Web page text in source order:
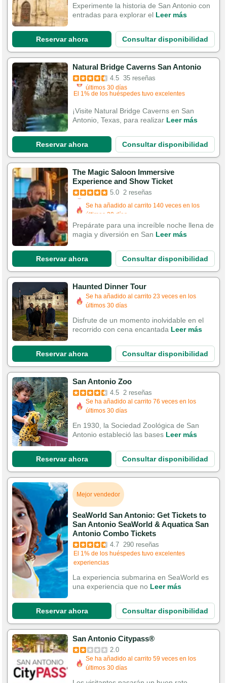
Reservado 184 veces en los últimos 30 días
Experimente la historia de San Antonio con
entradas para explorar el Leer más
Reservar ahora Consultar disponibilidad
Natural Bridge Caverns San Antonio
4.5 35 reseñas
Se ha añadido al carrito 552 veces en los
últimos 30 días
El 1% de los huéspedes tuvo excelentes
experiencias
¡Visite Natural Bridge Caverns en San
Antonio, Texas, para realizar Leer más
Reservar ahora Consultar disponibilidad
The Magic Saloon Immersive
Experience and Show Ticket
5.0 2 reseñas
Reservado en las últimas 15 horas
últimos 30 días
Prepárate para una increíble noche llena de
magia y diversión en San Leer más
Reservar ahora Consultar disponibilidad
Haunted Dinner Tour
Se ha añadido al carrito 23 veces en los
últimos 30 días
Disfrute de un momento inolvidable en el
recorrido con cena encantada Leer más
Reservar ahora Consultar disponibilidad
San Antonio Zoo
4.5 2 reseñas
Se ha añadido al carrito 76 veces en los
últimos 30 días
En 1930, la Sociedad Zoológica de San
Antonio estableció las bases Leer más
Reservar ahora Consultar disponibilidad
Mejor vendedor
SeaWorld San Antonio: Get Tickets to
San Antonio SeaWorld & Aquatica San
Antonio Combo Tickets
4.7 290 reseñas
Se ha añadido al carrito 755 veces en los
últimos 30 días
experiencias
La experiencia submarina en SeaWorld es
una experiencia que no Leer más
Reservar ahora Consultar disponibilidad
San Antonio Citypass®
2.0
Se ha añadido al carrito 59 veces en los
últimos 30 días